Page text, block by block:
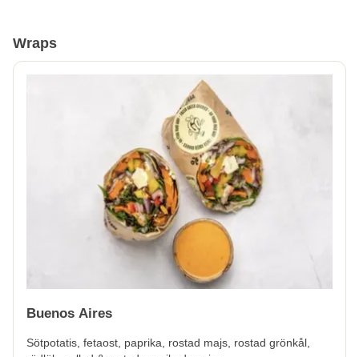
Wraps
Buenos Aires
Sötpotatis, fetaost, paprika, rostad majs, rostad grönkål,